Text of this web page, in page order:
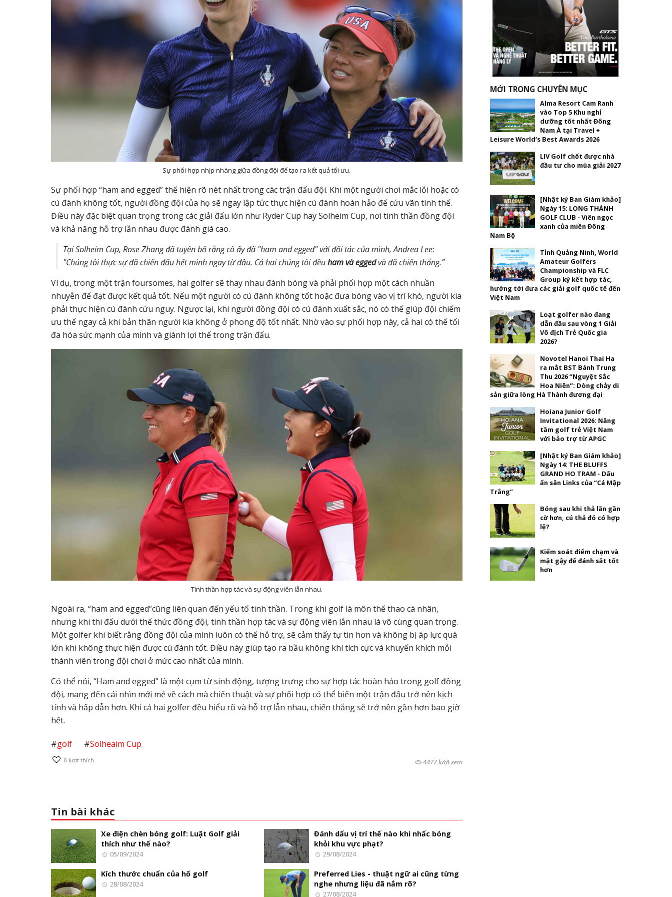
Sự phối hợp nhịp nhàng giữa đồng đội để tạo ra kết quả tối ưu.
Sự phối hợp “ham and egged” thể hiện rõ nét nhất trong các trận đấu đội. Khi một người chơi mắc lỗi hoặc có
cú đánh không tốt, người đồng đội của họ sẽ ngay lập tức thực hiện cú đánh hoàn hảo để cứu vãn tình thế.
Điều này đặc biệt quan trọng trong các giải đấu lớn như Ryder Cup hay Solheim Cup, nơi tinh thần đồng đội
và khả năng hỗ trợ lẫn nhau được đánh giá cao.
Tại Solheim Cup, Rose Zhang đã tuyên bố rằng cô ấy đã "ham and egged" với đối tác của mình, Andrea Lee:
"Chúng tôi thực sự đã chiến đấu hết mình ngay từ đầu. Cả hai chúng tôi đềuham và eggedvà đã chiến thắng.”
Ví dụ, trong một trận foursomes, hai golfer sẽ thay nhau đánh bóng và phải phối hợp một cách nhuần
nhuyễn để đạt được kết quả tốt. Nếu một người có cú đánh không tốt hoặc đưa bóng vào vị trí khó, người kia
phải thực hiện cú đánh cứu nguy. Ngược lại, khi người đồng đội có cú đánh xuất sắc, nó có thể giúp đội chiếm
ưu thế ngay cả khi bản thân người kia không ở phong độ tốt nhất. Nhờ vào sự phối hợp này, cả hai có thể tối
đa hóa sức mạnh của mình và giành lợi thế trong trận đấu.
Tinh thần hợp tác và sự động viên lẫn nhau.
Ngoài ra, “ham and egged”cũng liên quan đến yếu tố tinh thần. Trong khi golf là môn thể thao cá nhân,
nhưng khi thi đấu dưới thể thức đồng đội, tinh thần hợp tác và sự động viên lẫn nhau là vô cùng quan trọng.
Một golfer khi biết rằng đồng đội của mình luôn có thể hỗ trợ, sẽ cảm thấy tự tin hơn và không bị áp lực quá
lớn khi không thực hiện được cú đánh tốt. Điều này giúp tạo ra bầu không khí tích cực và khuyến khích mỗi
thành viên trong đội chơi ở mức cao nhất của mình.
Có thể nói, “Ham and egged" là một cụm từ sinh động, tượng trưng cho sự hợp tác hoàn hảo trong golf đồng
đội, mang đến cái nhìn mới mẻ về cách mà chiến thuật và sự phối hợp có thể biến một trận đấu trở nên kịch
tính và hấp dẫn hơn. Khi cả hai golfer đều hiểu rõ và hỗ trợ lẫn nhau, chiến thắng sẽ trở nên gần hơn bao giờ
hết.
#golf #Solheaim Cup
0 lượt thích 4477 lượt xem
Tin bài khác
Xe điện chèn bóng golf: Luật Golf giải
thích như thế nào?
05/09/2024
Đánh dấu vị trí thế nào khi nhấc bóng
khỏi khu vực phạt?
29/08/2024
Kích thước chuẩn của hố golf
28/08/2024
Preferred Lies - thuật ngữ ai cũng từng
nghe nhưng liệu đã nắm rõ?
27/08/2024
MỚI TRONG CHUYÊN MỤC
Alma Resort Cam Ranh
vào Top 5 Khu nghỉ
dưỡng tốt nhất Đông
Nam Á tại Travel +
Leisure World’s Best Awards 2026
LIV Golf chốt được nhà
đầu tư cho mùa giải 2027
[Nhật ký Ban Giám khảo]
Ngày 15: LONG THÀNH
GOLF CLUB - Viên ngọc
xanh của miền Đông
Nam Bộ
Tỉnh Quảng Ninh, World
Amateur Golfers
Championship và FLC
Group ký kết hợp tác,
hướng tới đưa các giải golf quốc tế đến
Việt Nam
Loạt golfer nào đang
dẫn đầu sau vòng 1 Giải
Vô địch Trẻ Quốc gia
2026?
Novotel Hanoi Thai Ha
ra mắt BST Bánh Trung
Thu 2026 “Nguyệt Sắc
Hoa Niên”: Dòng chảy di
sản giữa lòng Hà Thành đương đại
Hoiana Junior Golf
Invitational 2026: Nâng
tầm golf trẻ Việt Nam
với bảo trợ từ APGC
[Nhật ký Ban Giám khảo]
Ngày 14: THE BLUFFS
GRAND HO TRAM - Dấu
ấn sân Links của “Cá Mập
Trắng”
Bóng sau khi thả lăn gần
cờ hơn, cú thả đó có hợp
lệ?
Kiểm soát điểm chạm và
mặt gậy để đánh sắt tốt
hơn